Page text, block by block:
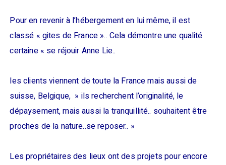
Pour en revenir à l’hébergement en lui même, il est
classé « gites de France ».. Cela démontre une qualité
certaine « se réjouir Anne Lie..
les clients viennent de toute la France mais aussi de
suisse, Belgique, » ils recherchent l’originalité, le
dépaysement, mais aussi la tranquillité.. souhaitent être
proches de la nature..se reposer.. »
Les propriétaires des lieux ont des projets pour encore